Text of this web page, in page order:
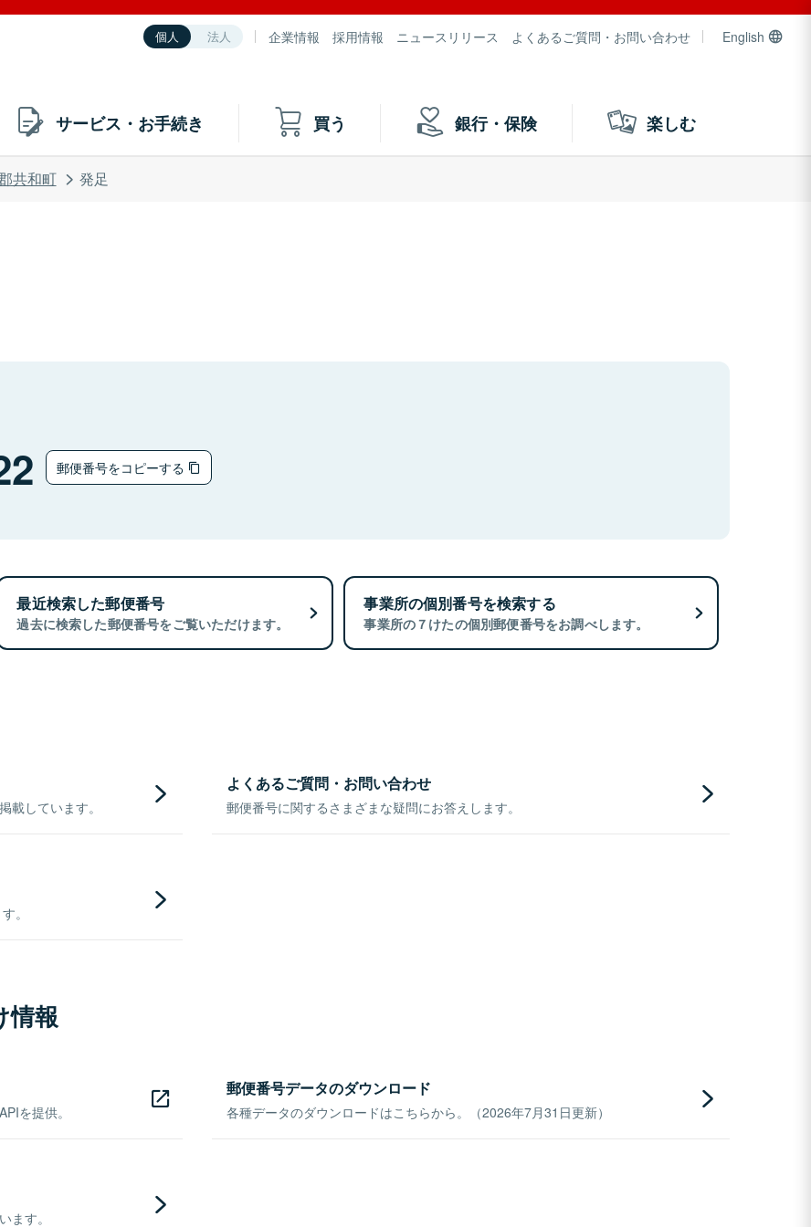
個人 法人 企業情報 採用情報 ニュースリリース よくあるご質問・お問い合わせ English
サービス・お手続き 買う 銀行・保険 楽しむ
共和町 発足
郵便番号をコピーする
最近検索した郵便番号
過去に検索した郵便番号をご覧いただけます。
事業所の個別番号を検索する
事業所の７けたの個別郵便番号をお調べします。
載しています。
よくあるご質問・お問い合わせ
郵便番号に関するさまざまな疑問にお答えします。
。
情報
を提供。
郵便番号データのダウンロード
各種データのダウンロードはこちらから。（2026年7月31日更新）
ます。